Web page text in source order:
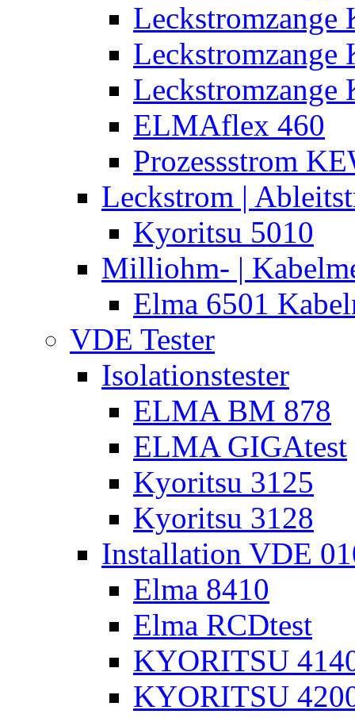
Leckstromzange
Leckstromzange
Leckstromzange
ELMAflex 460
Prozessstrom
Leckstrom |
Kyoritsu 5010
Milliohm- |
Elma 6501
VDE Tester
Isolationstester
ELMA BM 878
ELMA GIGAtest
Kyoritsu 3125
Kyoritsu 3128
Installation VDE
Elma 8410
Elma RCDtest
KYORITSU
KYORITSU